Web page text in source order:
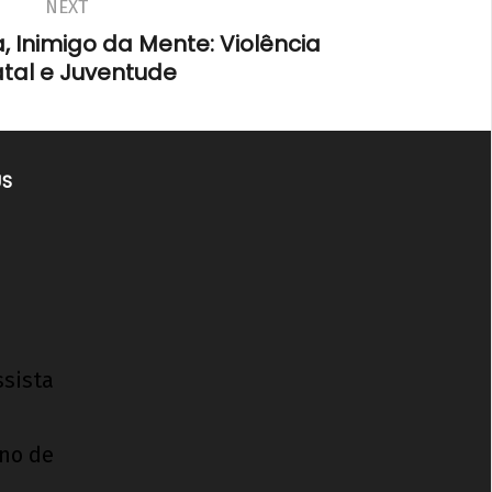
NEXT
Inimigo da Mente: Violência
e Juventude
de